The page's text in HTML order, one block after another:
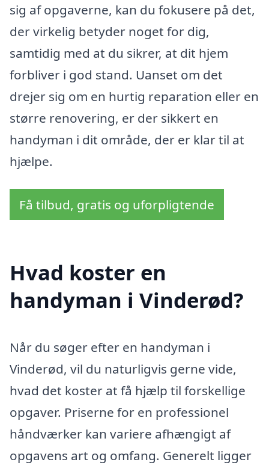
sig af opgaverne, kan du fokusere på det,
der virkelig betyder noget for dig,
samtidig med at du sikrer, at dit hjem
forbliver i god stand. Uanset om det
drejer sig om en hurtig reparation eller en
større renovering, er der sikkert en
handyman i dit område, der er klar til at
hjælpe.
Få tilbud, gratis og uforpligtende
Hvad koster en
handyman i Vinderød?
Når du søger efter en handyman i
Vinderød, vil du naturligvis gerne vide,
hvad det koster at få hjælp til forskellige
opgaver. Priserne for en professionel
håndværker kan variere afhængigt af
opgavens art og omfang. Generelt ligger